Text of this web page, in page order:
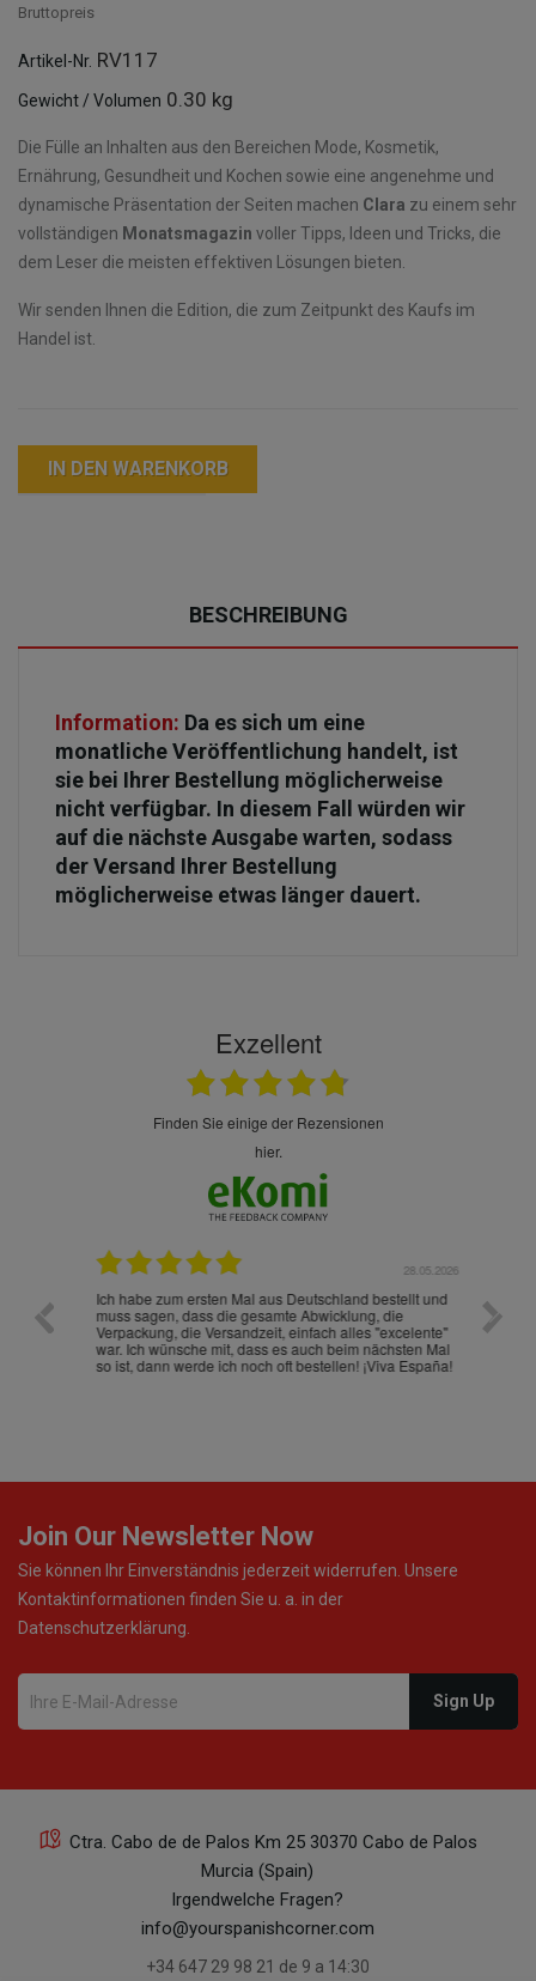
Bruttopreis
Artikel-Nr. RV117
Gewicht / Volumen 0.30 kg
Die Fülle an Inhalten aus den Bereichen Mode, Kosmetik,
Ernährung, Gesundheit und Kochen sowie eine angenehme und
dynamische Präsentation der Seiten machen Clara zu einem sehr
vollständigen Monatsmagazin voller Tipps, Ideen und Tricks, die
dem Leser die meisten effektiven Lösungen bieten.
Wir senden Ihnen die Edition, die zum Zeitpunkt des Kaufs im
Handel ist.
IN DEN WARENKORB
BESCHREIBUNG
Information: Da es sich um eine
monatliche Veröffentlichung handelt, ist
sie bei Ihrer Bestellung möglicherweise
nicht verfügbar. In diesem Fall würden wir
auf die nächste Ausgabe warten, sodass
der Versand Ihrer Bestellung
möglicherweise etwas länger dauert.
Exzellent
finden Sie einige der Rezensionen
hier.
28.05.2026
Ich habe zum ersten Mal aus Deutschland bestellt und
muss sagen, dass die gesamte Abwicklung, die
Verpackung, die Versandzeit, einfach alles "excelente"
war. Ich wünsche mit, dass es auch beim nächsten Mal
so ist, dann werde ich noch oft bestellen! ¡Viva España!
Die
gut
ist
Join Our Newsletter Now
Sie können Ihr Einverständnis jederzeit widerrufen. Unsere
Kontaktinformationen finden Sie u. a. in der
Datenschutzerklärung.
Ctra. Cabo de de Palos Km 25 30370 Cabo de Palos
Murcia (Spain)
Irgendwelche Fragen?
info@yourspanishcorner.com
+34 647 29 98 21 de 9 a 14:30